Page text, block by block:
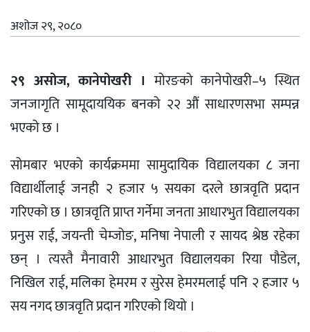
अशोज २९, २०८०
२९ असोज, कानेपोखरी । मोरङको कानेपोखरी–५ स्थित
जनजागृति सामूदाययिक बनको २२ औं साधारणसभा सम्पन्न
भएको छ ।
सोमबार भएको कार्यक्रममा सामुदायिक विद्यालयका ८ जना
विद्यार्थीलाई जनही २ हजार ५ सयका दरले छात्रवृति प्रदान
गरिएको छ । छात्रवृति प्राप्त गर्नेमा जनता आधारभुत विद्यालयका
प्रनुस राई, जयन्ती चेम्जोङ, मनिषा नेपाली र सायद श्रेष्ठ रहेका
छन् । त्यस्तै मैनावारी आधारभुत विद्यालयका रिया पौडेल,
निखिल राई, मलिका हेमरम र सुरेस हेमरमलाई पनि २ हजार ५
सय नगद छात्रवृति प्रदान गरिएको थियो ।